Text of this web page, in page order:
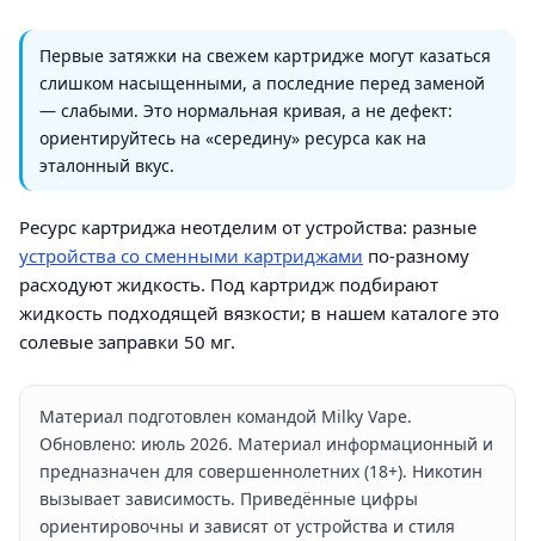
Первые затяжки на свежем картридже могут казаться
слишком насыщенными, а последние перед заменой
— слабыми. Это нормальная кривая, а не дефект:
ориентируйтесь на «середину» ресурса как на
эталонный вкус.
Ресурс картриджа неотделим от устройства: разные
устройства со сменными картриджами по-разному
расходуют жидкость. Под картридж подбирают
жидкость подходящей вязкости; в нашем каталоге это
солевые заправки 50 мг.
Материал подготовлен командой Milky Vape.
Обновлено: июль 2026. Материал информационный и
предназначен для совершеннолетних (18+). Никотин
вызывает зависимость. Приведённые цифры
ориентировочны и зависят от устройства и стиля